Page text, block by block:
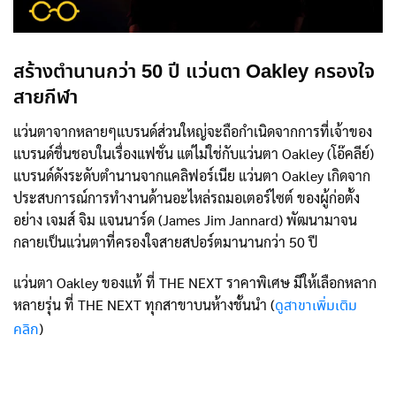
สร้างตำนานกว่า 50 ปี แว่นตา Oakley ครองใจ
สายกีฬา
แว่นตาจากหลายๆแบรนด์ส่วนใหญ่จะถือกำเนิดจากการที่เจ้าของ
แบรนด์ชื่นชอบในเรื่องแฟชั่น แต่ไม่ใช่กับแว่นตา Oakley (โอ๊คลีย์)
แบรนด์ดังระดับตำนานจากแคลิฟอร์เนีย แว่นตา Oakley เกิดจาก
ประสบการณ์การทำงานด้านอะไหล่รถมอเตอร์ไซต์ ของผู้ก่อตั้ง
อย่าง เจมส์ จิม แจนนาร์ด (James Jim Jannard) พัฒนามาจน
กลายเป็นแว่นตาที่ครองใจสายสปอร์ตมานานกว่า 50 ปี
แว่นตา Oakley ของแท้ ที่ THE NEXT ราคาพิเศษ มีให้เลือกหลาก
หลายรุ่น ที่ THE NEXT ทุกสาขาบนห้างชั้นนำ (ดูสาขาเพิ่มเติม
คลิก)